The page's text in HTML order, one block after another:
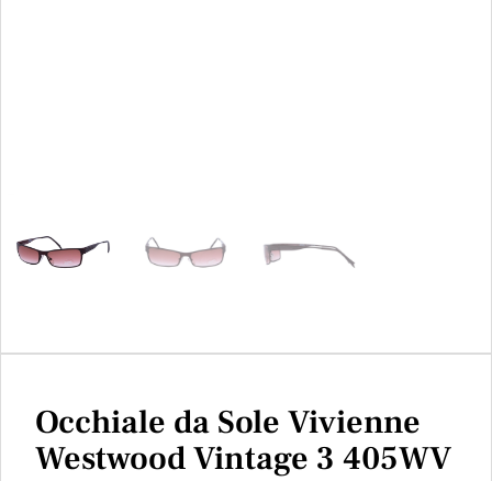
Occhiale da Sole Vivienne
Westwood Vintage 3 405WV